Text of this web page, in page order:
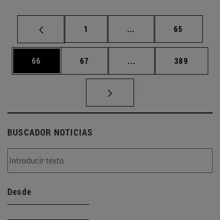
Página
1 ... Páginas intermedias
Página
65
Página
66 Página
67 ... Páginas intermedias
Página
389
BUSCADOR NOTICIAS
Desde